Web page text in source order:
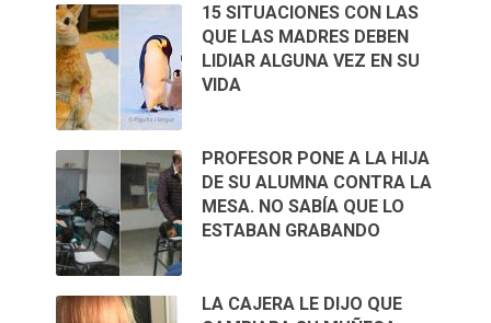
15 SITUACIONES CON LAS
QUE LAS MADRES DEBEN
LIDIAR ALGUNA VEZ EN SU
VIDA
PROFESOR PONE A LA HIJA
DE SU ALUMNA CONTRA LA
MESA. NO SABÍA QUE LO
ESTABAN GRABANDO
LA CAJERA LE DIJO QUE